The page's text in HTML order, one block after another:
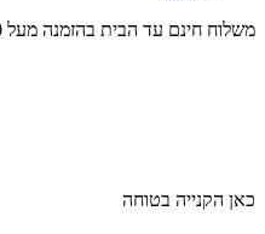
משלוח חינם עד הבית בהזמנה מעל 400ש"ח
כאן הקנייה בטוחה